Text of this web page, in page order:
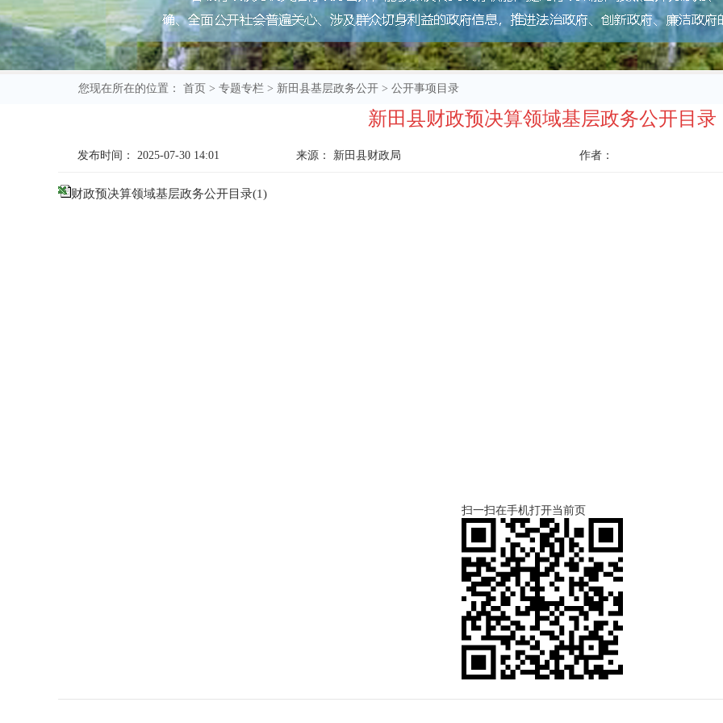
您现在所在的位置： 首页 > 专题专栏 > 新田县基层政务公开 > 公开事项目录
新田县财政预决算领域基层政务公开目录
发布时间： 2025-07-30 14:01 来源： 新田县财政局 作者：
财政预决算领域基层政务公开目录(1)
扫一扫在手机打开当前页